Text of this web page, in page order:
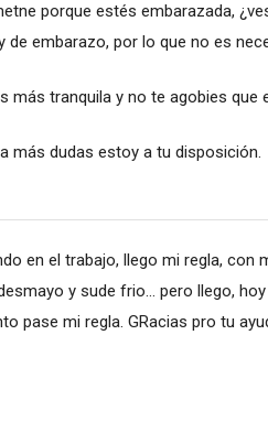
porque estés embarazada,
de embarazo, por lo que no es
más tranquila y no te agobies
más dudas estoy a tu disposición.
en el trabajo, llego mi regla,
y sude frio... pero llego,
pase mi regla. GRacias pro tu